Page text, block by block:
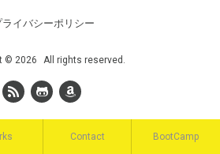
Contact BootCamp
ライバシーポリシー
© 2026 All rights reserved.